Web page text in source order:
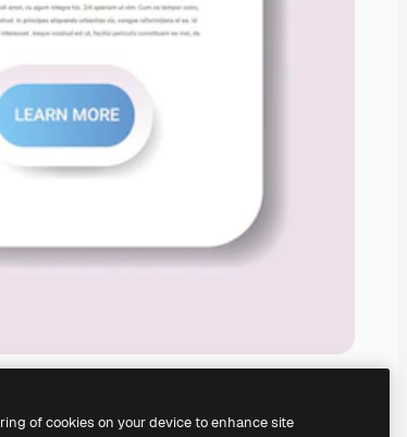
of cookies on your device to enhance site